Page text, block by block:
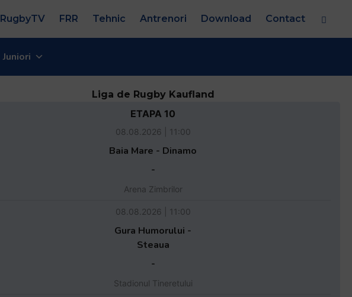
RugbyTV FRR Tehnic Antrenori Download Contact
Juniori
Liga de Rugby Kaufland
ETAPA 10
08.08.2026 | 11:00
Baia Mare - Dinamo
-
Arena Zimbrilor
08.08.2026 | 11:00
Gura Humorului -
Steaua
-
Stadionul Tineretului